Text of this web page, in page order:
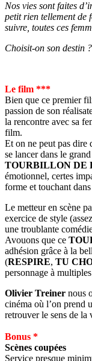
Nos vies sont faites
petit rien tellement de
suivre, toutes ces
Choisit-on son destin
Le film ***
Bien que ce premier
passion de son
la rencontre avec sa
film.
Et on ne peut pas dire
se lancer dans le
TOURBILLON DE
émotionnel, certes
forme et touchant
Le metteur en scène
exercice de style
une troublante
Avouons que ce
adhésion grâce à la
(RESPIRE, TU
personnage à
Olivier Treiner nous
cinéma où l’on prend
retrouver le sens de la
Bonus *
Scènes coupées
Service presque